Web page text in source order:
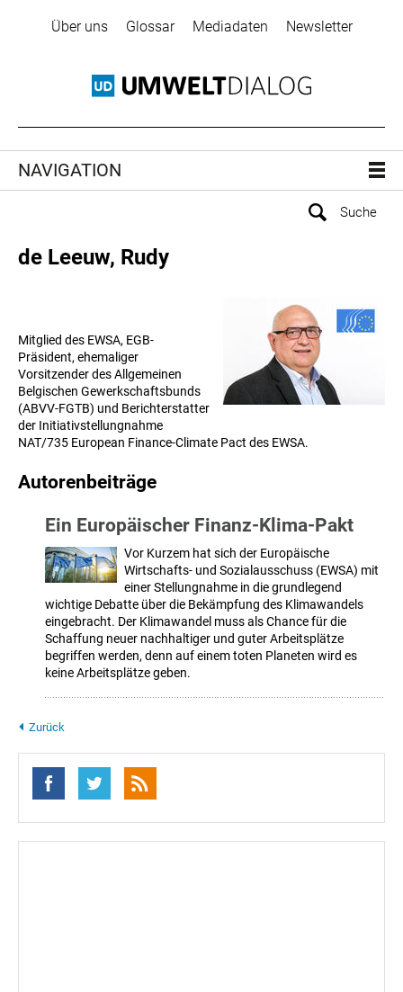
Über uns Glossar Mediadaten Newsletter
NAVIGATION
de Leeuw, Rudy
Mitglied des EWSA, EGB-
Präsident, ehemaliger
Vorsitzender des Allgemeinen
Belgischen Gewerkschaftsbunds
(ABVV-FGTB) und Berichterstatter
der Initiativstellungnahme
NAT/735 European Finance-Climate Pact des EWSA.
Autorenbeiträge
Ein Europäischer Finanz-Klima-Pakt
Vor Kurzem hat sich der Europäische
Wirtschafts- und Sozialausschuss (EWSA) mit
einer Stellungnahme in die grundlegend
wichtige Debatte über die Bekämpfung des Klimawandels
eingebracht. Der Klimawandel muss als Chance für die
Schaffung neuer nachhaltiger und guter Arbeitsplätze
begriffen werden, denn auf einem toten Planeten wird es
keine Arbeitsplätze geben.
Zurück